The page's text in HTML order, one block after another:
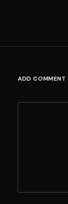
ADD COMMENT